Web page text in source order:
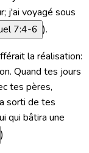
j'ai voyagé sous
7:4-6 ).
la réalisation:
Quand tes jours
tes pères,
sorti de tes
qui bâtira une
)